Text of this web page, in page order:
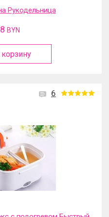
Рукодельница
BYN
6